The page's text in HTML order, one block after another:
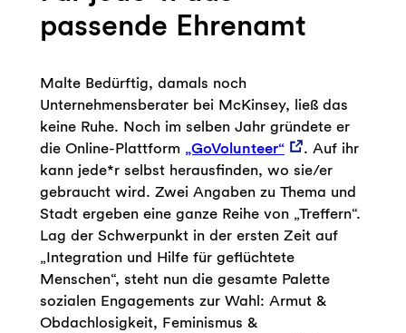
passende Ehrenamt
Malte Bedürftig, damals noch
Unternehmensberater bei McKinsey, ließ das
keine Ruhe. Noch im selben Jahr gründete er
die Online-Plattform „GoVolunteer“
. Auf ihr
kann jede*r selbst herausfinden, wo sie/er
gebraucht wird. Zwei Angaben zu Thema und
Stadt ergeben eine ganze Reihe von „Treffern“.
Lag der Schwerpunkt in der ersten Zeit auf
„Integration und Hilfe für geflüchtete
Menschen“, steht nun die gesamte Palette
sozialen Engagements zur Wahl: Armut &
Obdachlosigkeit, Feminismus &